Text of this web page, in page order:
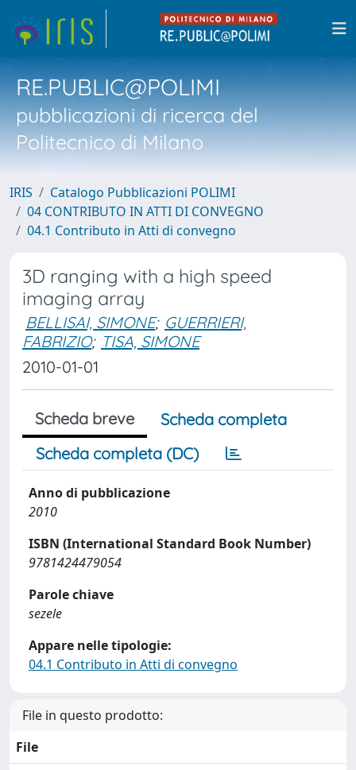
RE.PUBLIC@POLIMI
pubblicazioni di ricerca del
Politecnico di Milano
IRIS
Catalogo Pubblicazioni POLIMI
04 CONTRIBUTO IN ATTI DI CONVEGNO
04.1 Contributo in Atti di convegno
3D ranging with a high speed
imaging array
BELLISAI, SIMONE; GUERRIERI,
FABRIZIO; TISA, SIMONE
2010-01-01
Scheda breve
Scheda completa
Scheda completa (DC)
Anno di pubblicazione
2010
ISBN (International Standard Book Number)
9781424479054
Parole chiave
sezele
Appare nelle tipologie:
04.1 Contributo in Atti di convegno
File in questo prodotto:
File